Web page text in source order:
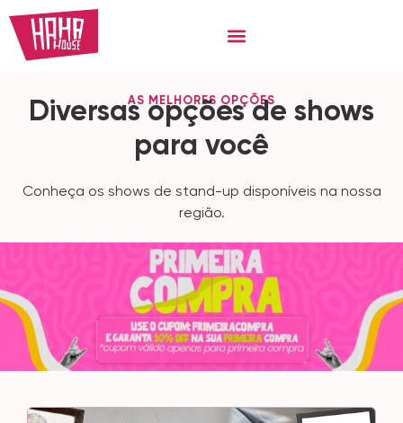
AS MELHORES OPÇÕES
Diversas opções de shows
para você
Conheça os shows de stand-up disponíveis na nossa
região.